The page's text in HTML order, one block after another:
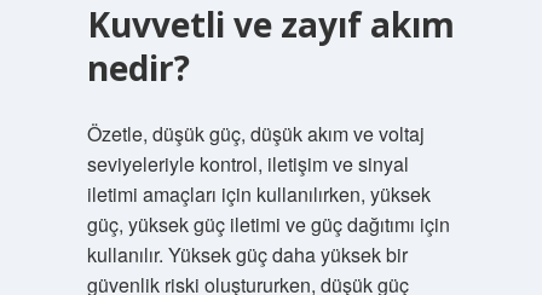
Kuvvetli ve zayıf akım
nedir?
Özetle, düşük güç, düşük akım ve voltaj
seviyeleriyle kontrol, iletişim ve sinyal
iletimi amaçları için kullanılırken, yüksek
güç, yüksek güç iletimi ve güç dağıtımı için
kullanılır. Yüksek güç daha yüksek bir
güvenlik riski oluştururken, düşük güç